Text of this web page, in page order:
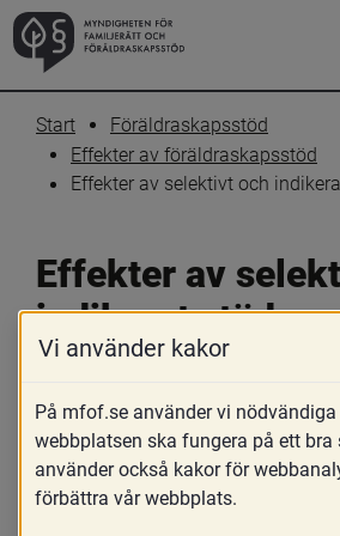
Start
Föräldraskapsstöd
Effekter av föräldraskapsstöd
Effekter av selektivt och
Effekter av
indikerat stöd
Större effekter ses för de
preventions- och
programmen med barn i
Vi använder kakor
På mfof.se använder vi
webbplatsen ska fungera på ett bra
använder också kakor för
förbättra vår webbplats.